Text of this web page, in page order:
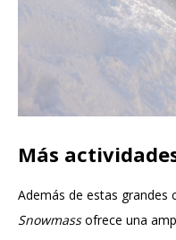
Más
Además de estas grandes
Snowmassofrece una